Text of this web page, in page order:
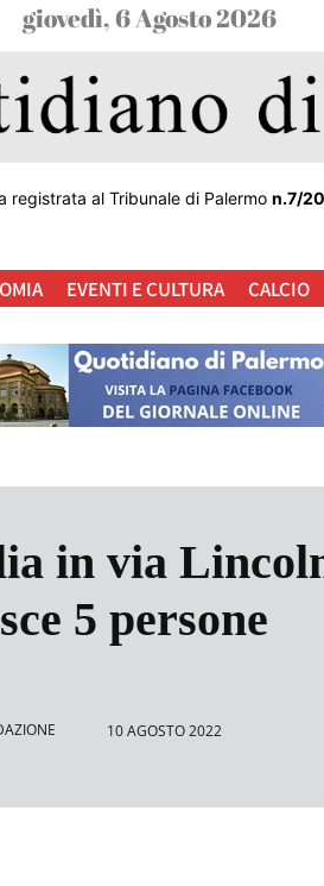
giovedì, 6 Agosto 2026
registrata al Tribunale di Palermo n.7/
EVENTI E CULTURA CALCIO
in via
5 persone
10 AGOSTO 2022